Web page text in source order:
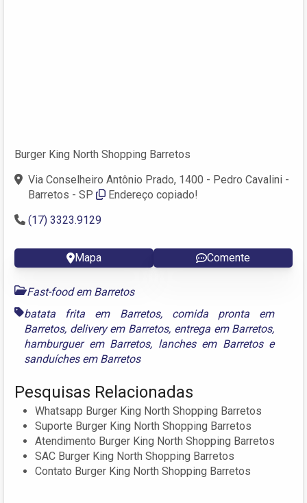
Burger King North Shopping Barretos
Via Conselheiro Antônio Prado, 1400 - Pedro Cavalini -
Barretos - SP
Endereço copiado!
(17) 3323.9129
Mapa Comente
Fast-food em Barretos
batata frita em Barretos, comida pronta em
Barretos, delivery em Barretos, entrega em Barretos,
hamburguer em Barretos, lanches em Barretose
sanduíches em Barretos
Pesquisas Relacionadas
Whatsapp Burger King North Shopping Barretos
Suporte Burger King North Shopping Barretos
Atendimento Burger King North Shopping Barretos
SAC Burger King North Shopping Barretos
Contato Burger King North Shopping Barretos